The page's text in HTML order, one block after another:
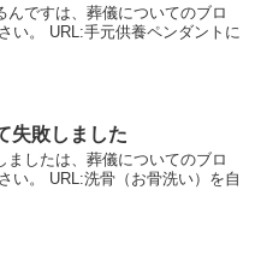
ですは、葬儀についてのブロ
い。 URL:手元供養ペンダントに
失敗しました
したは、葬儀についてのブロ
い。 URL:洗骨（お骨洗い）を自